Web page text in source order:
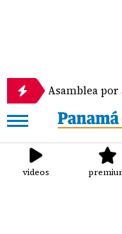
por asignar
videos